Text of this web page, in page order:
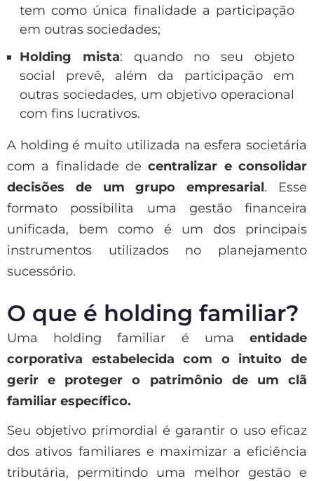
tem como única finalidade a participação
em outras sociedades;
Holding mista: quando no seu objeto
social prevê, além da participação em
outras sociedades, um objetivo operacional
com fins lucrativos.
A holding é muito utilizada na esfera societária
com a finalidade decentralizar e consolidar
decisões de um grupo empresarial. Esse
formato possibilita uma gestão financeira
unificada, bem como é um dos principais
instrumentos utilizados no planejamento
sucessório.
O que é holding familiar?
Uma holding familiar é uma entidade
corporativa estabelecida com o intuito de
gerir e proteger o patrimônio de um clã
familiar específico.
Seu objetivo primordial é garantir o uso eficaz
dos ativos familiares e maximizar a eficiência
tributária, permitindo uma melhor gestão e